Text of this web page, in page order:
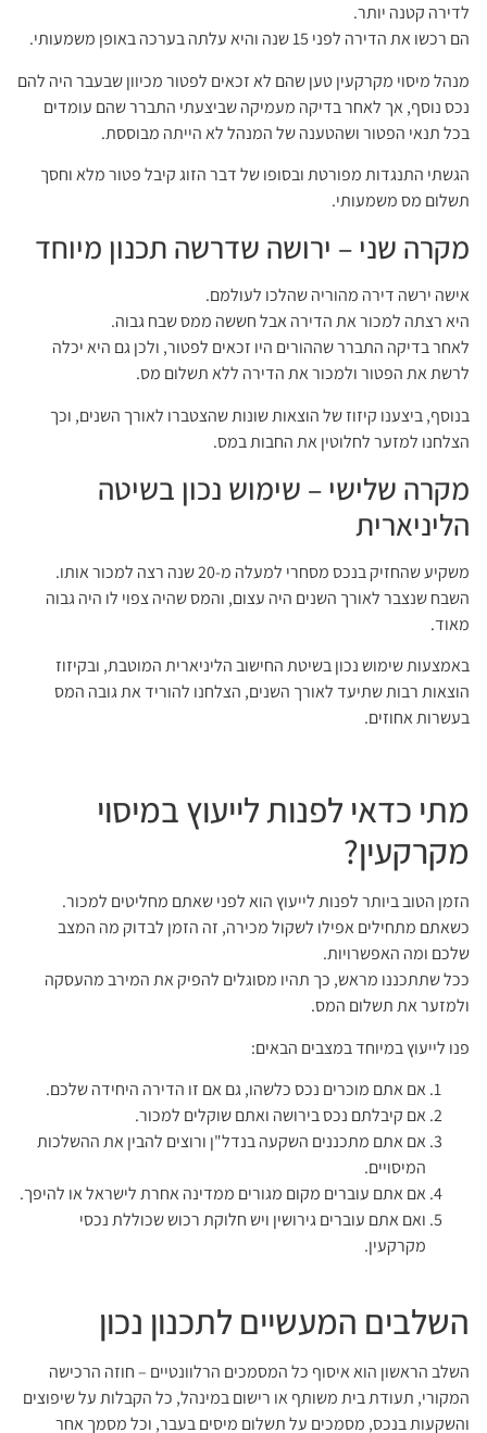
לדירה קטנה יותר.
הם רכשו את הדירה לפני 15 שנה והיא עלתה בערכה באופן משמעותי.
מנהל מיסוי מקרקעין טען שהם לא זכאים לפטור מכיוון שבעבר היה להם
נכס נוסף, אך לאחר בדיקה מעמיקה שביצעתי התברר שהם עומדים
בכל תנאי הפטור ושהטענה של המנהל לא הייתה מבוססת.
הגשתי התנגדות מפורטת ובסופו של דבר הזוג קיבל פטור מלא וחסך
תשלום מס משמעותי.
מקרה שני – ירושה שדרשה תכנון מיוחד
אישה ירשה דירה מהוריה שהלכו לעולמם.
היא רצתה למכור את הדירה אבל חששה ממס שבח גבוה.
לאחר בדיקה התברר שההורים היו זכאים לפטור, ולכן גם היא יכלה
לרשת את הפטור ולמכור את הדירה ללא תשלום מס.
בנוסף, ביצענו קיזוז של הוצאות שונות שהצטברו לאורך השנים, וכך
הצלחנו למזער לחלוטין את החבות במס.
מקרה שלישי – שימוש נכון בשיטה
הליניארית
משקיע שהחזיק בנכס מסחרי למעלה מ-20 שנה רצה למכור אותו.
השבח שנצבר לאורך השנים היה עצום, והמס שהיה צפוי לו היה גבוה
מאוד.
באמצעות שימוש נכון בשיטת החישוב הליניארית המוטבת, ובקיזוז
הוצאות רבות שתיעד לאורך השנים, הצלחנו להוריד את גובה המס
בעשרות אחוזים.
מתי כדאי לפנות לייעוץ במיסוי
מקרקעין?
הזמן הטוב ביותר לפנות לייעוץ הוא לפני שאתם מחליטים למכור.
כשאתם מתחילים אפילו לשקול מכירה, זה הזמן לבדוק מה המצב
שלכם ומה האפשרויות.
ככל שתתכננו מראש, כך תהיו מסוגלים להפיק את המירב מהעסקה
ולמזער את תשלום המס.
פנו לייעוץ במיוחד במצבים הבאים:
אם אתם מוכרים נכס כלשהו, גם אם זו הדירה היחידה שלכם.
אם קיבלתם נכס בירושה ואתם שוקלים למכור.
אם אתם מתכננים השקעה בנדל"ן ורוצים להבין את ההשלכות
המיסויים.
אם אתם עוברים מקום מגורים ממדינה אחרת לישראל או להיפך.
ואם אתם עוברים גירושין ויש חלוקת רכוש שכוללת נכסי
מקרקעין.
השלבים המעשיים לתכנון נכון
השלב הראשון הוא איסוף כל המסמכים הרלוונטיים – חוזה הרכישה
המקורי, תעודת בית משותף או רישום במינהל, כל הקבלות על שיפוצים
והשקעות בנכס, מסמכים על תשלום מיסים בעבר, וכל מסמך אחר